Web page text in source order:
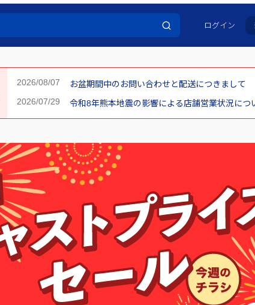
ログイン
お盆期間中のお問い合わせと配送につきまして
令和8年熊本地震の影響による店舗営業状況に